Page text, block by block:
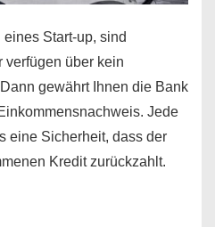
Start-up, sind
verfügen über kein
gewährt Ihnen die Bank
Jede
eine Sicherheit, dass der
Kredit zurückzahlt.